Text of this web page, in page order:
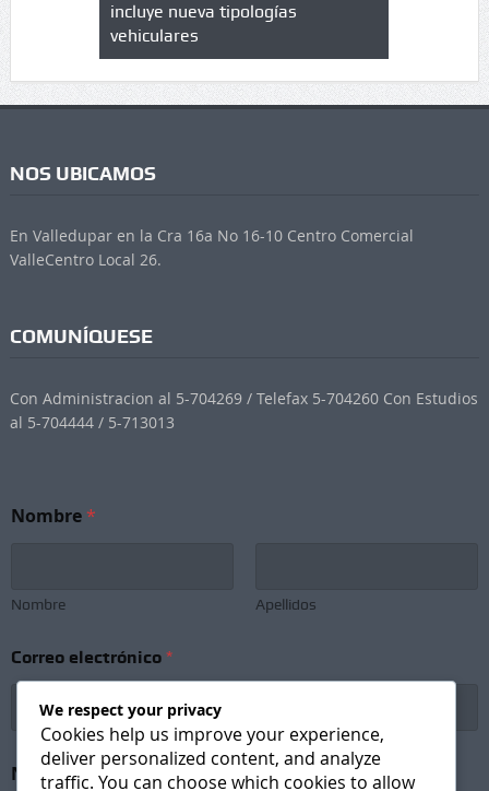
incluye nueva tipologías
vehiculares
NOS UBICAMOS
En Valledupar en la Cra 16a No 16-10 Centro Comercial
ValleCentro Local 26.
COMUNÍQUESE
Con Administracion al 5-704269 / Telefax 5-704260 Con Estudios
al 5-704444 / 5-713013
Nombre*
Nombre Apellidos
Correo electrónico *
*Newsletter Subscription*
We respect your privacy
Cookies help us improve your experience,
deliver personalized content, and analyze
traffic. You can choose which cookies to allow